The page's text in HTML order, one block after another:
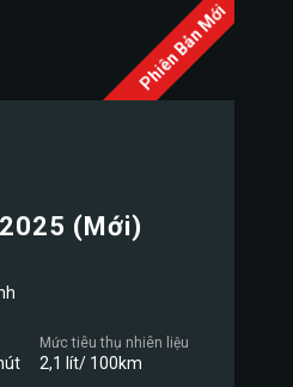
Phiên Bản Mới
(Mới)
Mức tiêu thụ nhiên liệu
2,1 lít/ 100km